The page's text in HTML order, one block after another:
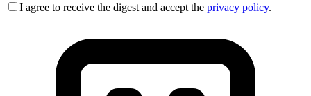
I agree to receive the digest and accept the privacy policy.